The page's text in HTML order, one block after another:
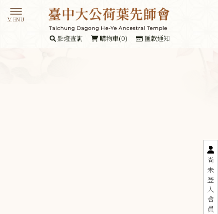
尚
未
登
入
會
員
點燈查詢 購物車(0) 匯款通知